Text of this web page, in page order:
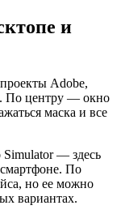
и
Adobe,
По центру — окно
маска и все
— здесь
смартфоне. По
но ее можно
вариантах.